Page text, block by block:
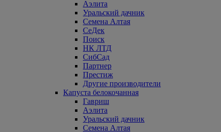
Аэлита
Уральский дачник
Семена Алтая
СеДек
Поиск
НК ЛТД
СибСад
Партнер
Престиж
Другие производители
Капуста белокочанная
Гавриш
Аэлита
Уральский дачник
Семена Алтая